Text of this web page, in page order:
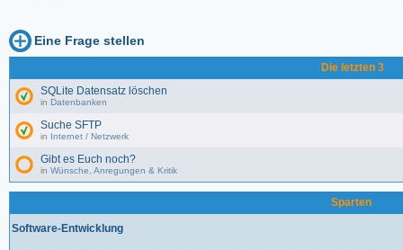
Eine Frage stellen
Die letzten 3
SQLite Datensatz löschen
in Datenbanken
Suche SFTP
in Internet / Netzwerk
Gibt es Euch noch?
in Wünsche, Anregungen & Kritik
Sparten
Software-Entwicklung